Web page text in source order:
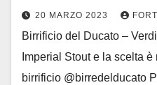
20 MARZO 2023
Birrificio del Ducato –
Imperial Stout e la scelta
birrificio @birredelducato